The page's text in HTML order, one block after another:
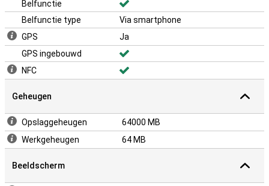
Belfunctie
Belfunctie type
Via smartphone
GPS
Ja
GPS ingebouwd
NFC
Geheugen
Opslaggeheugen
64000 MB
Werkgeheugen
64 MB
Beeldscherm